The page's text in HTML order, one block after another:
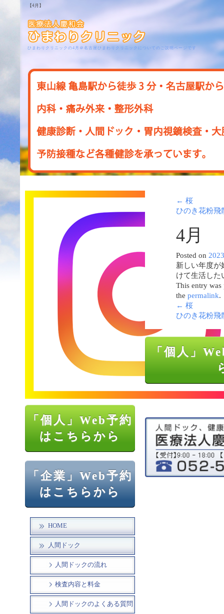
【4月】
ひまわりクリニックの4月＠名古屋ひまわりクリニックについてのご説明ページです
「個人」Web予約
はこちらから
「企業」Web予約
はこちらから
HOME
人間ドック
人間ドックの流れ
検査内容と料金
人間ドックのよくある質問
← 桜
ひのき花粉飛
4月
Posted on
新しい年度が
けて生活した
This entry
the permalink.
← 桜
ひのき花粉飛
「個人」